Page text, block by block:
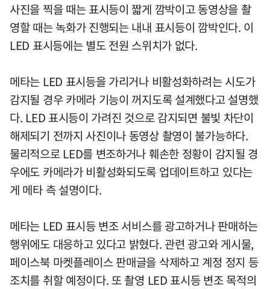
사진을 찍을 때는 표시등이 짧게 깜박이고 동영상을 촬
영할 때는 녹화가 진행되는 내내 표시등이 깜박인다. 이
LED 표시등에는 별도 전원 스위치가 없다.
메타는 LED 표시등을 가리거나 비활성화하려는 시도가
감지될 경우 카메라 기능이 꺼지도록 설계했다고 설명했
다. LED 표시등이 가려진 것으로 감지되면 불빛 차단이
해제되기 전까지 사진이나 동영상 촬영이 불가능하다.
물리적으로 LED를 변조하거나 훼손한 정황이 감지될 경
우에도 카메라가 비활성화되도록 업데이트하고 있다는
게 메타 측 설명이다.
메타는 LED 표시등 변조 서비스를 광고하거나 판매하는
행위에도 대응하고 있다고 밝혔다. 관련 광고와 게시물,
페이스북 마켓플레이스 판매글을 삭제하고 계정 정지 등
조치를 취할 예정이다. 또 촬영 LED 표시등 변조 목적의